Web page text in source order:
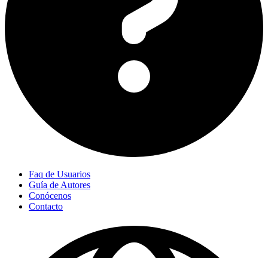
Faq de Usuarios
Guía de Autores
Conócenos
Contacto